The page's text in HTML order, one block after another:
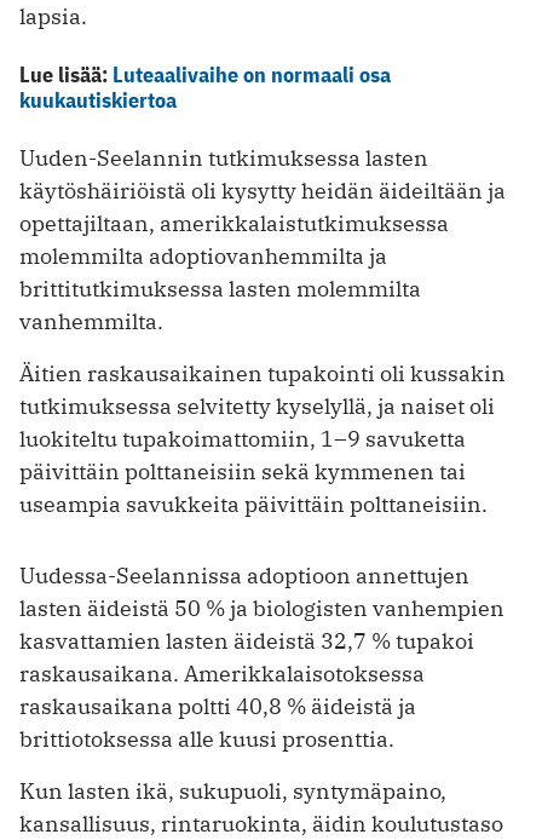
lapsia.
Lue lisää: Luteaalivaihe on normaali osa
kuukautiskiertoa
Uuden-Seelannin tutkimuksessa lasten
käytöshäiriöistä oli kysytty heidän äideiltään ja
opettajiltaan, amerikkalaistutkimuksessa
molemmilta adoptiovanhemmilta ja
brittitutkimuksessa lasten molemmilta
vanhemmilta.
Äitien raskausaikainen tupakointi oli kussakin
tutkimuksessa selvitetty kyselyllä, ja naiset oli
luokiteltu tupakoimattomiin, 1–9 savuketta
päivittäin polttaneisiin sekä kymmenen tai
useampia savukkeita päivittäin polttaneisiin.
Uudessa-Seelannissa adoptioon annettujen
lasten äideistä 50 % ja biologisten vanhempien
kasvattamien lasten äideistä 32,7 % tupakoi
raskausaikana. Amerikkalaisotoksessa
raskausaikana poltti 40,8 % äideistä ja
brittiotoksessa alle kuusi prosenttia.
Kun lasten ikä, sukupuoli, syntymäpaino,
kansallisuus, rintaruokinta, äidin koulutustaso